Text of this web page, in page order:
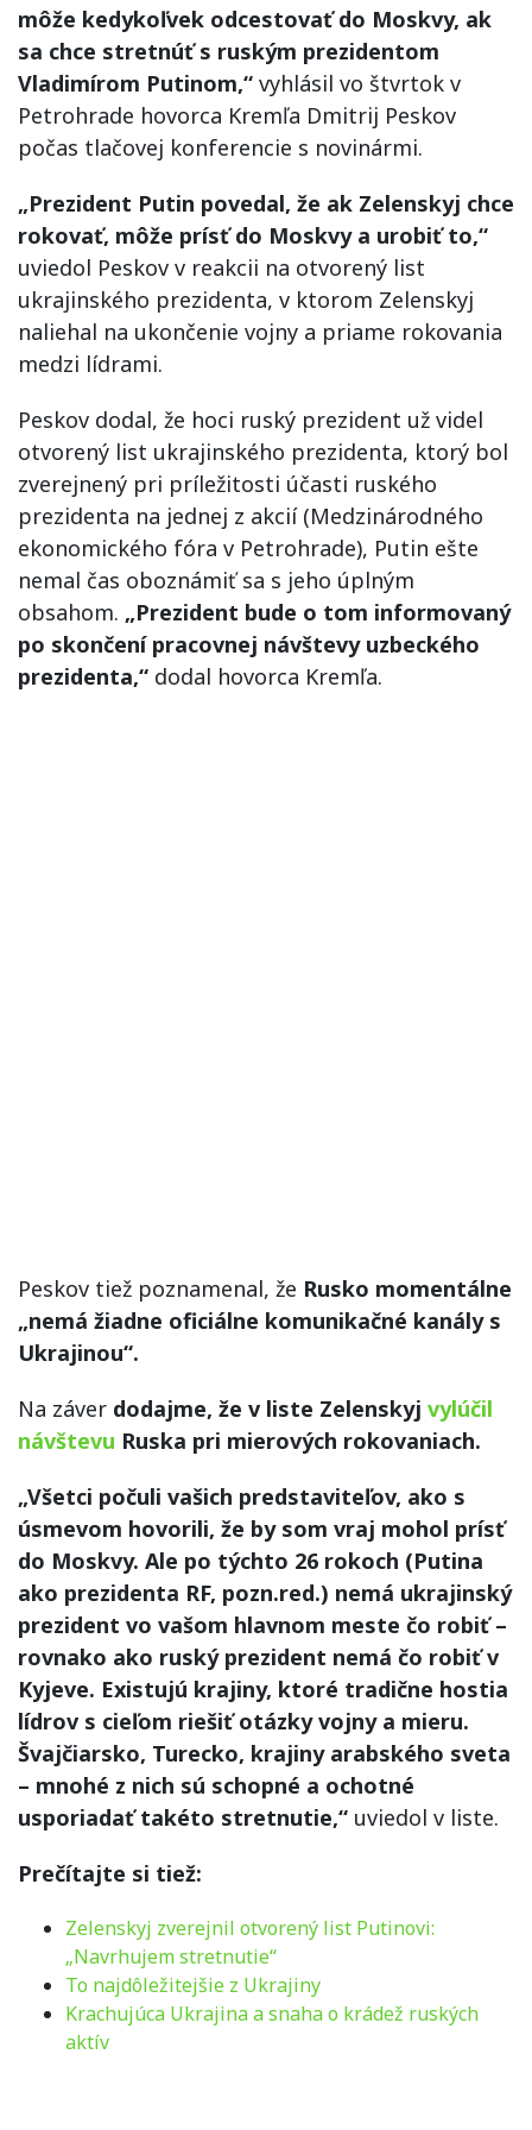
môže kedykoľvek odcestovať do Moskvy, ak
sa chce stretnúť s ruským prezidentom
Vladimírom Putinom,“ vyhlásil vo štvrtok v
Petrohrade hovorca Kremľa Dmitrij Peskov
počas tlačovej konferencie s novinármi.
„Prezident Putin povedal, že ak Zelenskyj chce
rokovať, môže prísť do Moskvy a urobiť to,“
uviedol Peskov v reakcii na otvorený list
ukrajinského prezidenta, v ktorom Zelenskyj
naliehal na ukončenie vojny a priame rokovania
medzi lídrami.
Peskov dodal, že hoci ruský prezident už videl
otvorený list ukrajinského prezidenta, ktorý bol
zverejnený pri príležitosti účasti ruského
prezidenta na jednej z akcií (Medzinárodného
ekonomického fóra v Petrohrade), Putin ešte
nemal čas oboznámiť sa s jeho úplným
obsahom. „Prezident bude o tom informovaný
po skončení pracovnej návštevy uzbeckého
prezidenta,“ dodal hovorca Kremľa.
Peskov tiež poznamenal, že Rusko momentálne
„nemá žiadne oficiálne komunikačné kanály s
Ukrajinou“.
Na záver dodajme, že v liste Zelenskyj vylúčil
návštevu Ruska pri mierových rokovaniach.
„Všetci počuli vašich predstaviteľov, ako s
úsmevom hovorili, že by som vraj mohol prísť
do Moskvy. Ale po týchto 26 rokoch (Putina
ako prezidenta RF, pozn.red.) nemá ukrajinský
prezident vo vašom hlavnom meste čo robiť –
rovnako ako ruský prezident nemá čo robiť v
Kyjeve. Existujú krajiny, ktoré tradične hostia
lídrov s cieľom riešiť otázky vojny a mieru.
Švajčiarsko, Turecko, krajiny arabského sveta
– mnohé z nich sú schopné a ochotné
usporiadať takéto stretnutie,“ uviedol v liste.
Prečítajte si tiež:
Zelenskyj zverejnil otvorený list Putinovi:
„Navrhujem stretnutie“
To najdôležitejšie z Ukrajiny
Krachujúca Ukrajina a snaha o krádež ruských
aktív